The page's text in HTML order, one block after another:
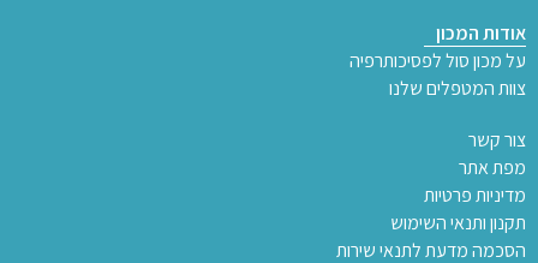
אודות המכון
על מכון סול לפסיכותרפיה
צוות המטפלים שלנו
צור קשר
מפת אתר
מדיניות פרטיות
תקנון ותנאי השימוש
הסכמה מדעת לתנאי שירות